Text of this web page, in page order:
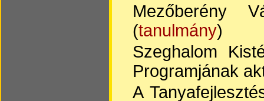
Mezőberény
(tanulmány)
Szeghalom
Programjának
A